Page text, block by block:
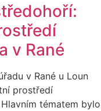
v Rané
v Rané u Loun
prostředí
tématem bylo